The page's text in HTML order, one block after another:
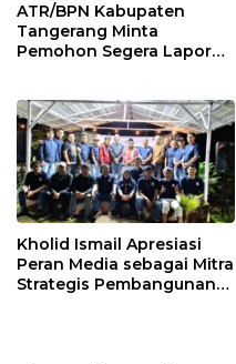
ATR/BPN Kabupaten
Tangerang Minta
Pemohon Segera Lapor
Kholid Ismail Apresiasi
Peran Media sebagai Mitra
Strategis Pembangunan